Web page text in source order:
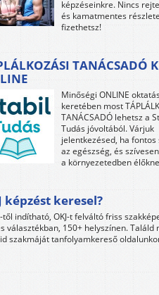
képzéseinkre. Nincs
és kamatmentes
fizethetsz!
TANÁCSADÓ
Minőségi ONLINE
keretében most
TANÁCSADÓ lehetsz a
Tudás jóvoltából. Várjuk
jelentkezésed, ha fontos
az egészség, és
a környezetedben
képzést keresel?
től indítható, OKJ-t felváltó friss
választékban, 150+ helyszínen. Találd
szakmáját tanfolyamkereső